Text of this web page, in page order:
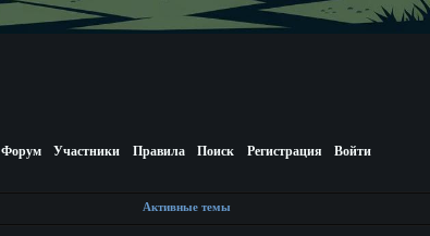
Форум Участники Правила Поиск Регистрация Войти
Активные темы